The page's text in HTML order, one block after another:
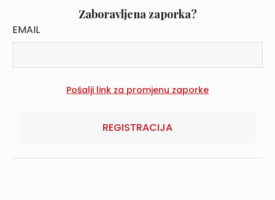
Zaboravljena zaporka?
EMAIL
REGISTRACIJA